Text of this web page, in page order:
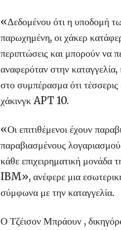
«Δεδομένου ότι η υποδομή
παρωχημένη, οι χάκερ
περιπτώσεις και μπορούν να
αναφερόταν στην
στο συμπέρασμα ότι τέσσερις
χάκινγκ APT 10.
«Οι επιτιθέμενοι έχουν
παραβιασμένους
κάθε επιχειρηματική
IBM», ανέφερε μια
σύμφωνα με την καταγγελία.
Ο Τζέισον Μπράουν ,